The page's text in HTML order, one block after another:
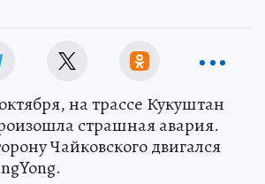
на трассе Кукуштан
страшная авария.
Чайковского двигался